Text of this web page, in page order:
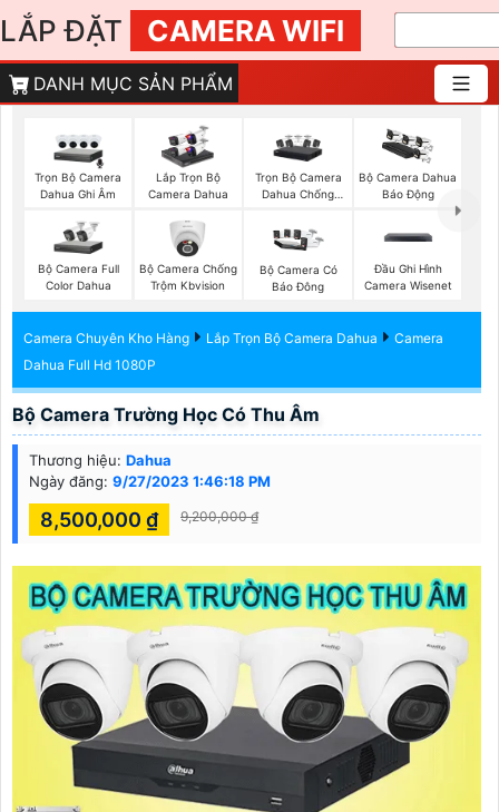
LẮP ĐẶT CAMERA WIFI
DANH MỤC SẢN PHẨM
Trọn Bộ Camera
Dahua Ghi Âm
Lắp Trọn Bộ
Camera Dahua
Trọn Bộ Camera
Dahua Chống
Bộ Camera Dahua
Báo Động
Bộ Camera Full
Color Dahua
Bộ Camera Chống
Trộm Kbvision
Bộ Camera Có
Báo Đông
Đầu Ghi Hình
Camera Wisenet
Camera Chuyên Kho Hàng Lắp Trọn Bộ Camera Dahua
Camera
Dahua Full Hd 1080P
Bộ Camera Trường Học Có Thu Âm
Thương hiệu: Dahua
Ngày đăng: 9/27/2023 1:46:18 PM
8,500,000 ₫ 9,200,000 ₫